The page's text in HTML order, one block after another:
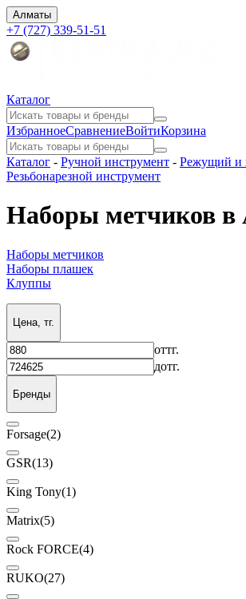
Алматы
+7 (727) 339-51-51
Каталог
ИзбранноеСравнениеВойтиКорзина
Каталог - Ручной инструмент - Режущий и
Резьбонарезной инструмент
Наборы метчиков
Наборы метчиков
Наборы плашек
Клуппы
Цена, тг.
оттг.
дотг.
Бренды
Forsage(2)
GSR(13)
King Tony(1)
Matrix(5)
Rock FORCE(4)
RUKO(27)